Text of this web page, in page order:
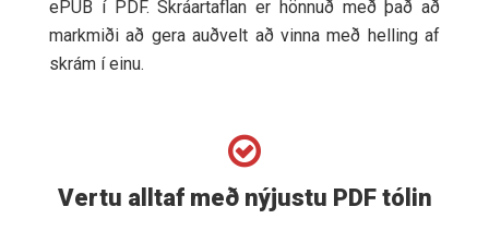
ePUB í PDF. Skráartaflan er hönnuð með það að
markmiði að gera auðvelt að vinna með helling af
skrám í einu.
Vertu alltaf með nýjustu PDF tólin